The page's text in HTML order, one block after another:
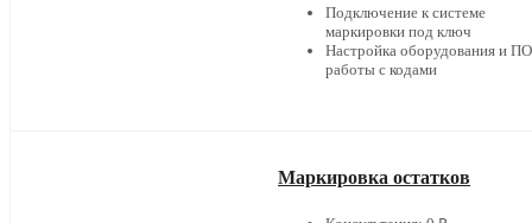
Подключение к системе
маркировки под ключ
Настройка оборудования и
работы с кодами
Маркировка остатков